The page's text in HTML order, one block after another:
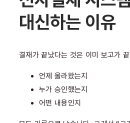
대신하는 이유
결재가 끝났다는 것은 이미 보고가
언제 올라왔는지
누가 승인했는지
어떤 내용인지